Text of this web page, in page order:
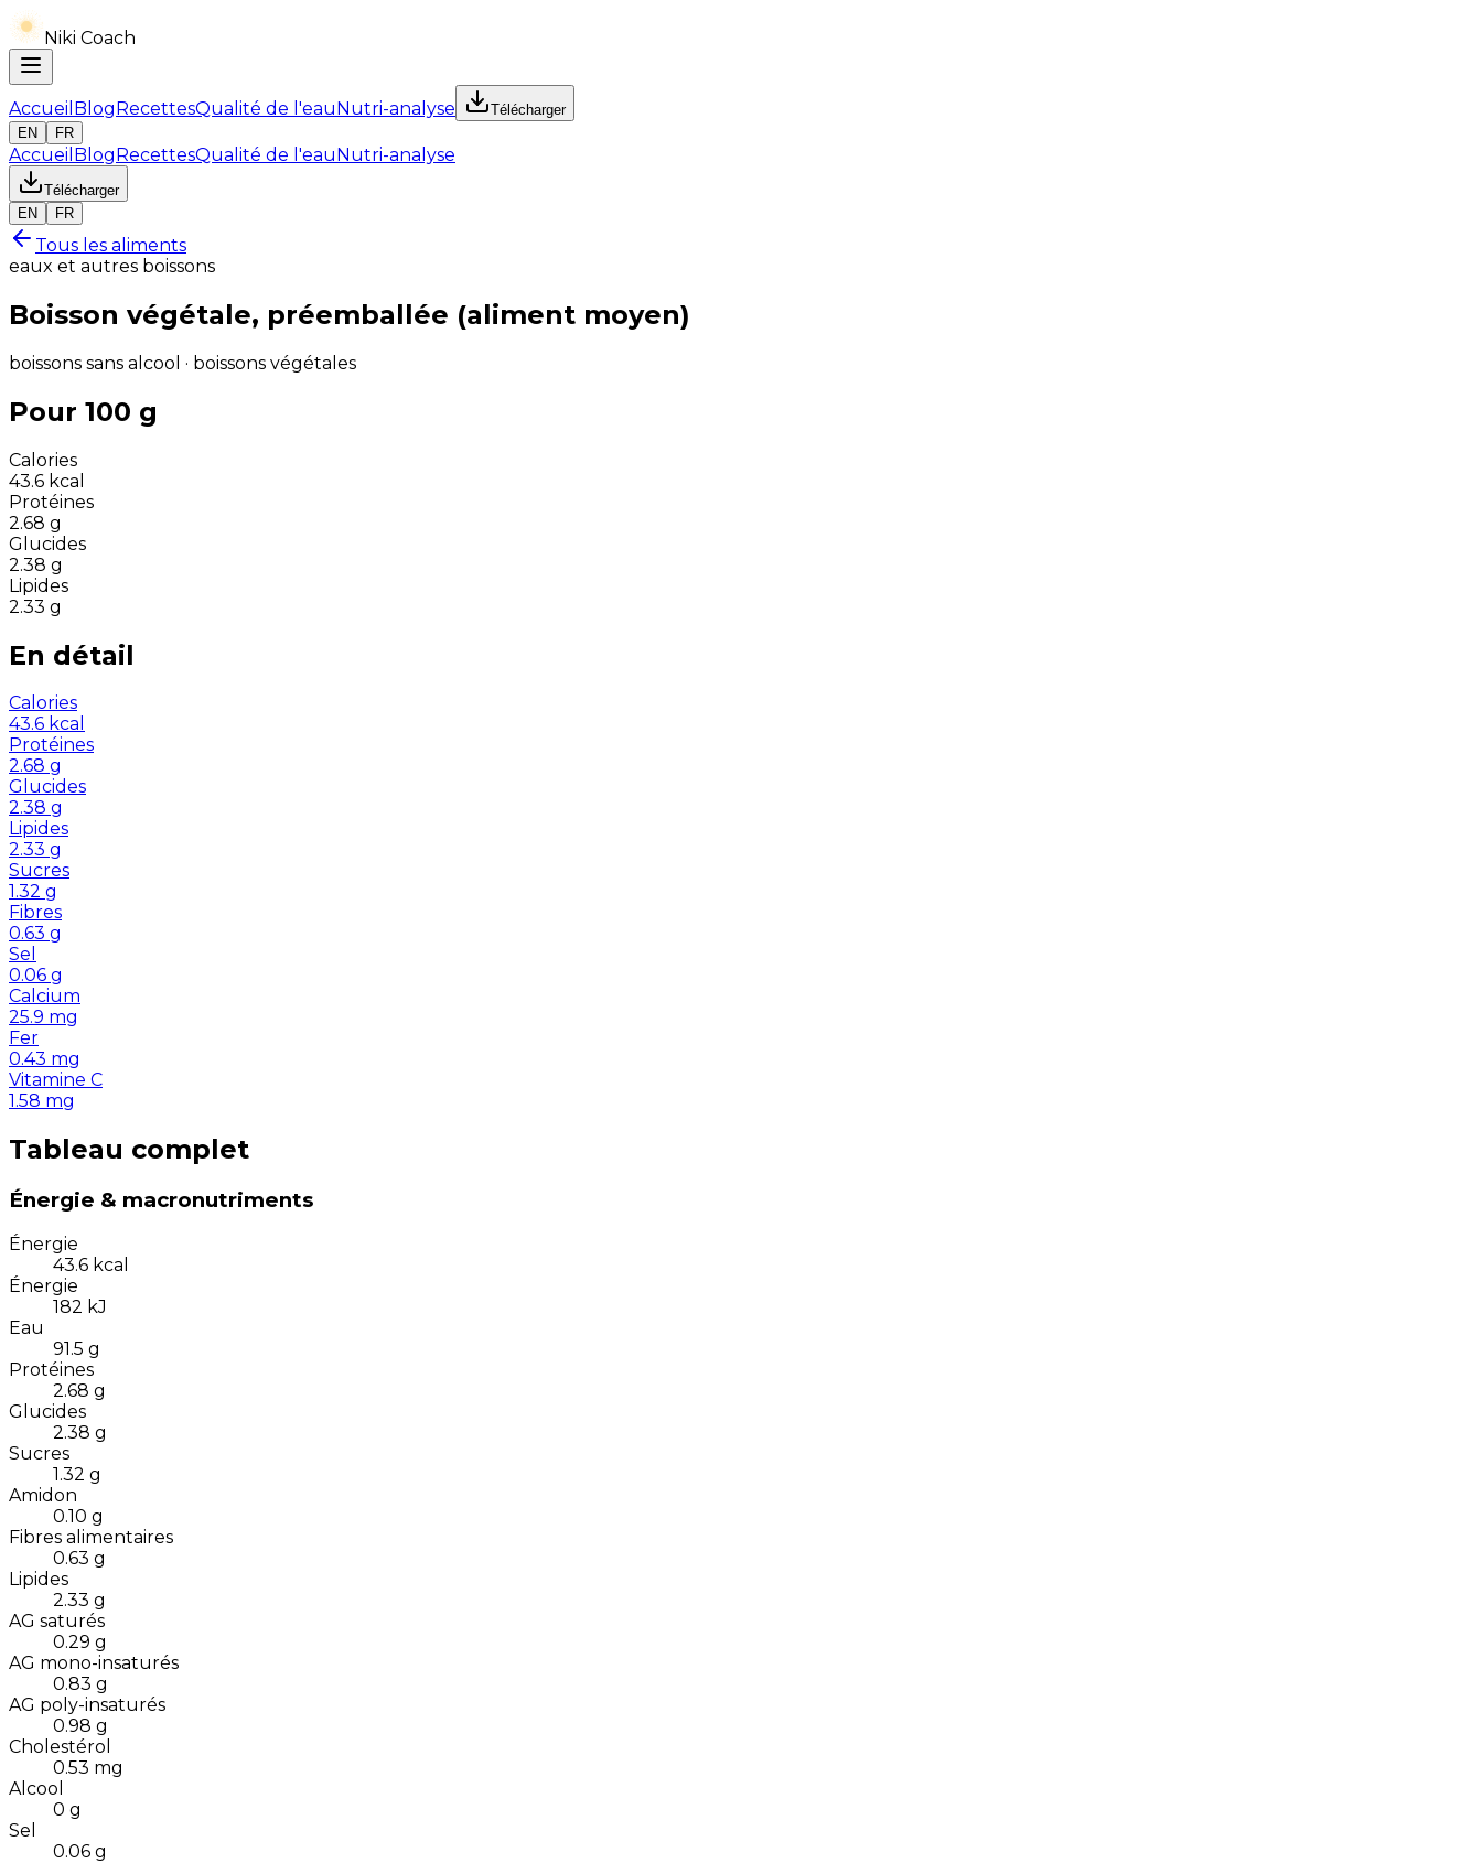
Niki Coach
Accueil BlogRecettesQualité de l'eauNutri-analyse
Télécharger
EN
FR
Accueil BlogRecettesQualité de l'eauNutri-analyse
Télécharger
EN
FR
Tous les aliments
eaux et autres boissons
Boisson végétale, préemballée (aliment moyen)
boissons sans alcool · boissons végétales
Pour 100 g
Calories
43.6 kcal
Protéines
2.68 g
Glucides
2.38 g
Lipides
2.33 g
En détail
Calories
43.6 kcal
Protéines
2.68 g
Glucides
2.38 g
Lipides
2.33 g
Sucres
1.32 g
Fibres
0.63 g
Sel
0.06 g
Calcium
25.9 mg
Fer
0.43 mg
Vitamine C
1.58 mg
Tableau complet
Énergie & macronutriments
Énergie
43.6 kcal
Énergie
182 kJ
Eau
91.5 g
Protéines
2.68 g
Glucides
2.38 g
Sucres
1.32 g
Amidon
0.10 g
Fibres alimentaires
0.63 g
Lipides
2.33 g
AG saturés
0.29 g
AG mono-insaturés
0.83 g
AG poly-insaturés
0.98 g
Cholestérol
0.53 mg
Alcool
0 g
Sel
0.06 g